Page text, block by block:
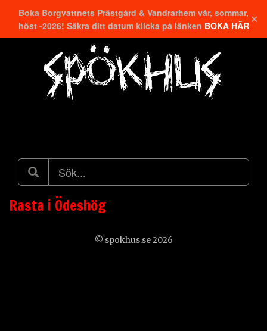
Boka Borgvattnets Prästgård & Vandrarhem vår, sommar,
höst -2026! Säkra ditt datum klicka på länken BOKA HÄR ✕
Rasta i Ödeshög
© spokhus.se 2026